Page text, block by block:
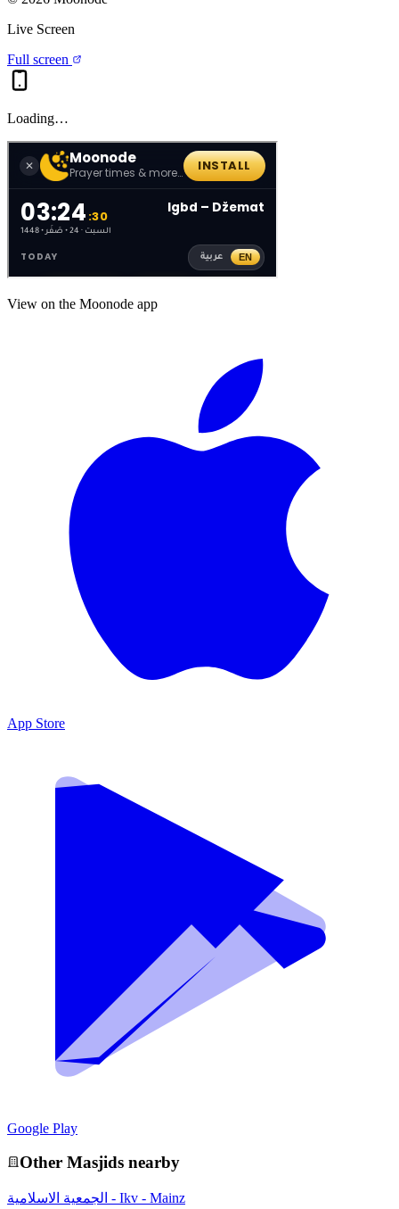
Live Screen
Full screen
Loading…
View on the Moonode app
App Store
Google Play
Other Masjids nearby
الجمعية الاسلامية - Ikv - Mainz